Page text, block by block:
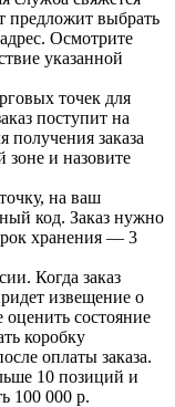
предложит выбрать
Осмотрите
указанной
точек для
поступит на
получения заказа
зоне и назовите
на ваш
код. Заказ нужно
хранения — 3
Когда заказ
извещение о
состояние
коробку
оплаты заказа.
10 позиций и
100 000 р.